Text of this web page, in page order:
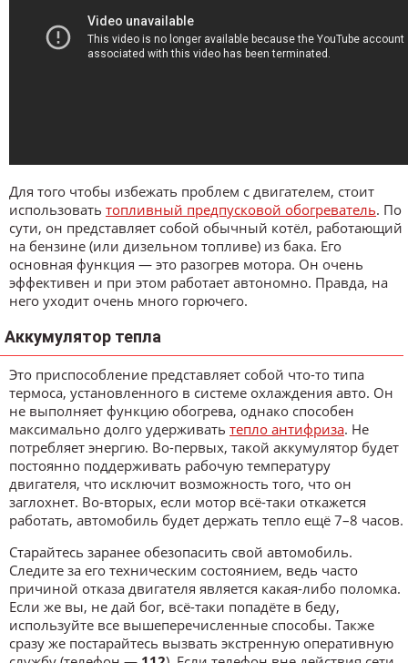
Для того чтобы избежать проблем с двигателем, стоит
использовать топливный предпусковой обогреватель. По
сути, он представляет собой обычный котёл, работающий
на бензине (или дизельном топливе) из бака. Его
основная функция — это разогрев мотора. Он очень
эффективен и при этом работает автономно. Правда, на
него уходит очень много горючего.
Аккумулятор тепла
Это приспособление представляет собой что-то типа
термоса, установленного в системе охлаждения авто. Он
не выполняет функцию обогрева, однако способен
максимально долго удерживать тепло антифриза. Не
потребляет энергию. Во-первых, такой аккумулятор будет
постоянно поддерживать рабочую температуру
двигателя, что исключит возможность того, что он
заглохнет. Во-вторых, если мотор всё-таки откажется
работать, автомобиль будет держать тепло ещё 7–8 часов.
Старайтесь заранее обезопасить свой автомобиль.
Следите за его техническим состоянием, ведь часто
причиной отказа двигателя является какая-либо поломка.
Если же вы, не дай бог, всё-таки попадёте в беду,
используйте все вышеперечисленные способы. Также
сразу же постарайтесь вызвать экстренную оперативную